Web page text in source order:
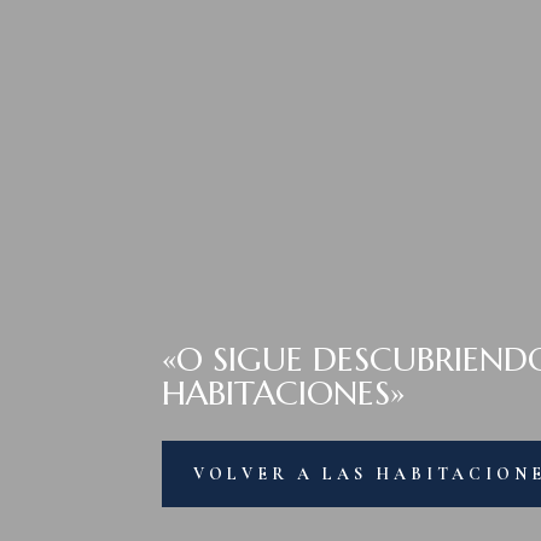
«O SIGUE
HABITACIONES»
VOLVER A LAS